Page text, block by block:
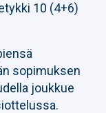
10 (4+6)
sopimuksen
joukkue